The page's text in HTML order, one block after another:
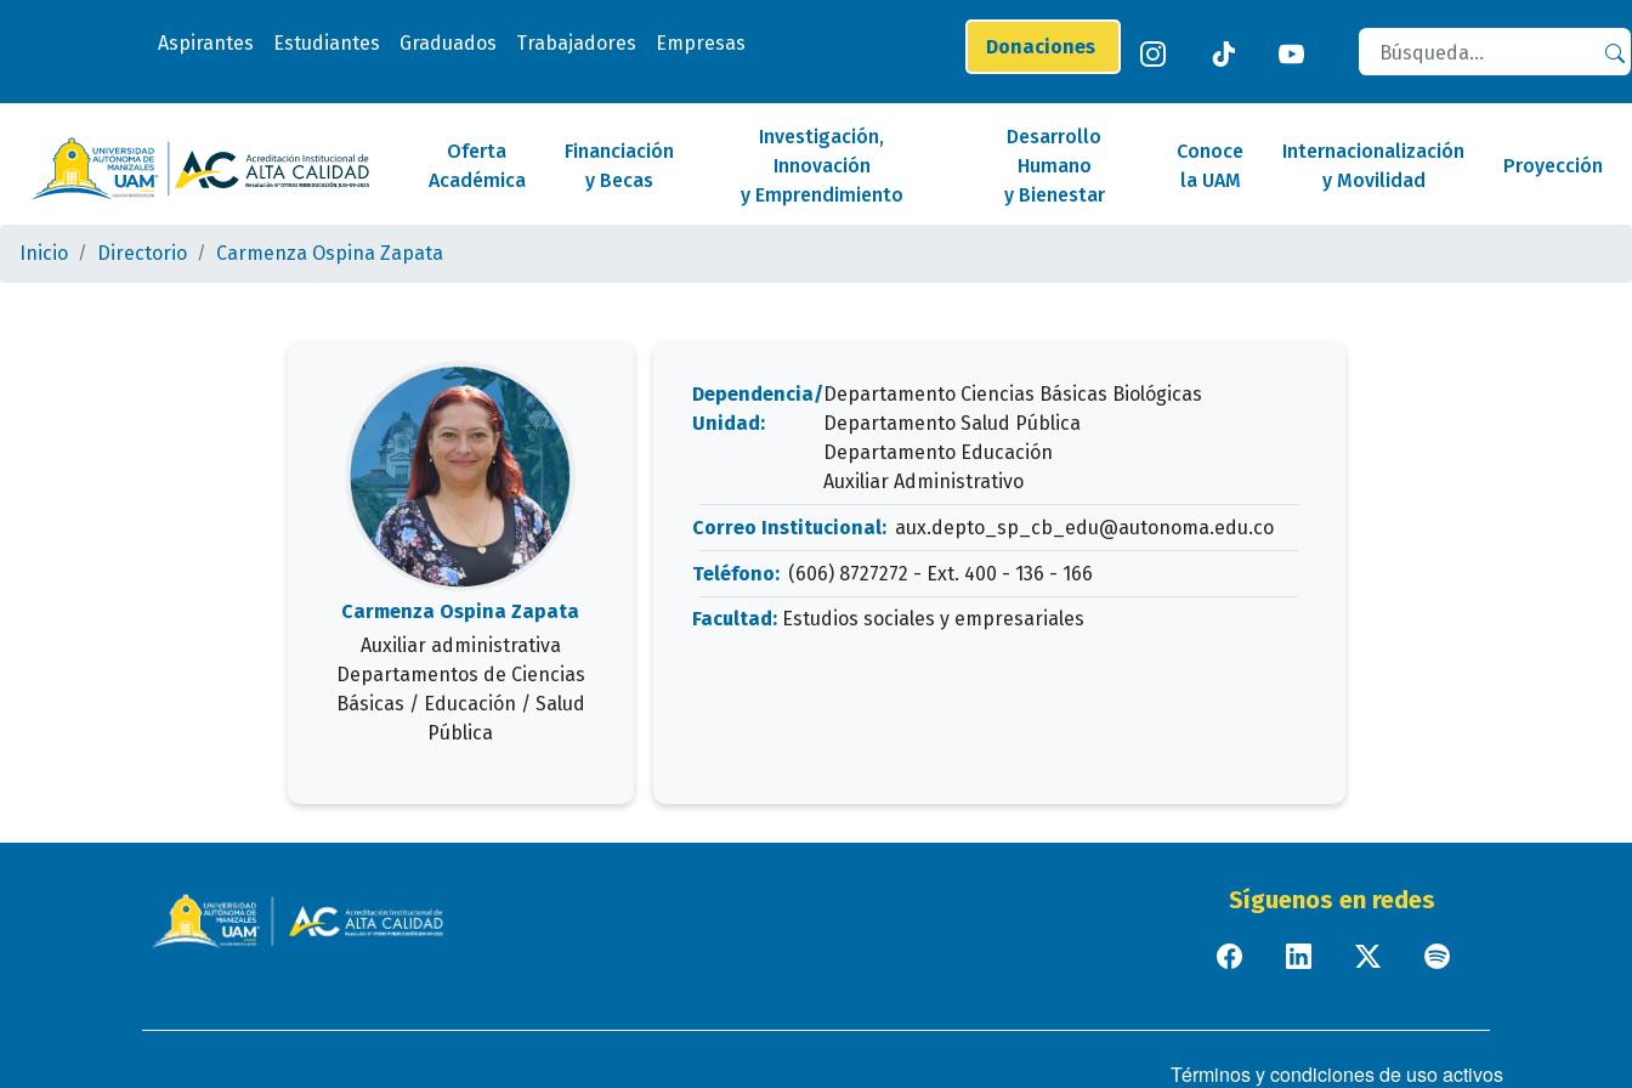
Aspirantes Estudiantes Graduados Trabajadores Empresas Donaciones
Buscar
Oferta
Académica
Financiación
y Becas
Investigación,
Innovación
y Emprendimiento
Desarrollo
Humano
y Bienestar
Conoce
la UAM
Internacionalización
y Movilidad
Proyección
Inicio Directorio Carmenza Ospina Zapata
Carmenza Ospina Zapata
Auxiliar administrativa
Departamentos de Ciencias
Básicas / Educación / Salud
Pública
Dependencia/
Unidad:
Departamento Ciencias Básicas Biológicas
Departamento Salud Pública
Departamento Educación
Auxiliar Administrativo
Correo Institucional: aux.depto_sp_cb_edu@autonoma.edu.co
Teléfono: (606) 8727272 - Ext. 400 - 136 - 166
Facultad: Estudios sociales y empresariales
Síguenos en redes
Términos y condiciones de uso activos